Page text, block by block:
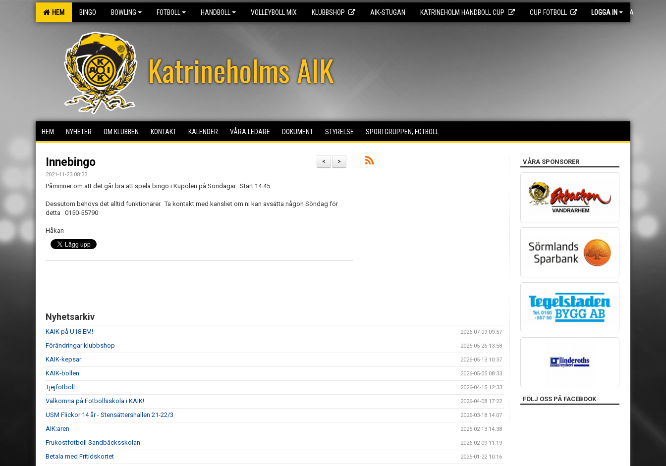
HEM BINGO BOWLING FOTBOLL HANDBOLL VOLLEYBOLL MIX KLUBBSHOP AIK-STUGAN KATRINEHOLM HANDBOLL CUP CUP FOTBOLL MEDLEMSSIDA
LOGGA IN
Katrineholms AIK
HEM NYHETER OM KLUBBEN KONTAKT KALENDER VÅRA LEDARE DOKUMENT STYRELSE SPORTGRUPPEN, FOTBOLL
>
<
Innebingo
2021-11-23 08:33
Påminner om att det går bra att spela bingo i Kupolen på Söndagar. Start 14.45
Dessutom behövs det alltid funktionärer. Ta kontakt med kansliet om ni kan avsätta någon Söndag för
detta 0150-55790
Håkan
Nyhetsarkiv
KAIK på U18 EM! 2026-07-09 09:57
Förändringar klubbshop 2026-05-26 13:58
KAIK-kepsar 2026-05-13 10:37
KAIK-bollen 2026-05-05 08:33
Tjejfotboll 2026-04-15 12:33
Välkomna på Fotbollsskola i KAIK! 2026-04-08 17:22
USM Flickor 14 år - Stensättershallen 21-22/3 2026-03-18 14:07
AIK:aren 2026-02-13 14:38
Frukostfotboll Sandbäcksskolan 2026-02-09 11:19
Betala med Fritidskortet 2026-01-22 10:16
VÅRA SPONSORER
FÖLJ OSS PÅ FACEBOOK